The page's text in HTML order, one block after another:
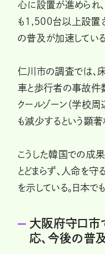
心に設置が進められ
も1,500台以上設置
の普及が加速している
仁川市の調査では、
車と歩行者の事故件
クールゾーン（学校
も減少するという顕
こうした韓国での成
とどまらず、人命を
を示している。日本で
大阪府守口市
応、今後の普